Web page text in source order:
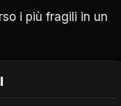
i più fragili in un